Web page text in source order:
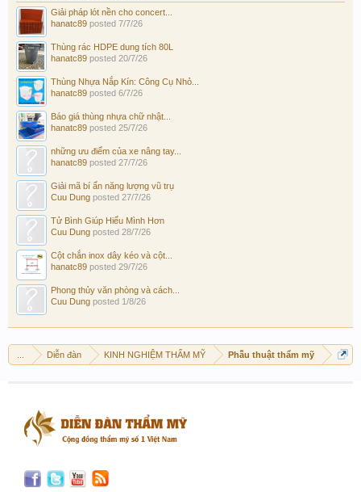
Giải pháp lót nền cho concert...
hanatc89 posted 7/7/26
Thùng rác HDPE dung tích 80L
hanatc89 posted 20/7/26
Thùng Nhựa Nắp Kín: Công Cụ Nhỏ...
hanatc89 posted 6/7/26
Báo giá thùng nhựa chữ nhật...
hanatc89 posted 25/7/26
những ưu điểm của xe nâng tay...
hanatc89 posted 27/7/26
Giải mã bí ẩn năng lượng vũ trụ
Cuu Dung posted 27/7/26
Tử Bình Giúp Hiểu Mình Hơn
Cuu Dung posted 28/7/26
Cột chắn inox dây kéo và cột...
hanatc89 posted 29/7/26
Phong thủy văn phòng và cách...
Cuu Dung posted 1/8/26
Diễn đàn KINH NGHIỆM THẨM MỸ Phẫu thuật thẩm mỹ